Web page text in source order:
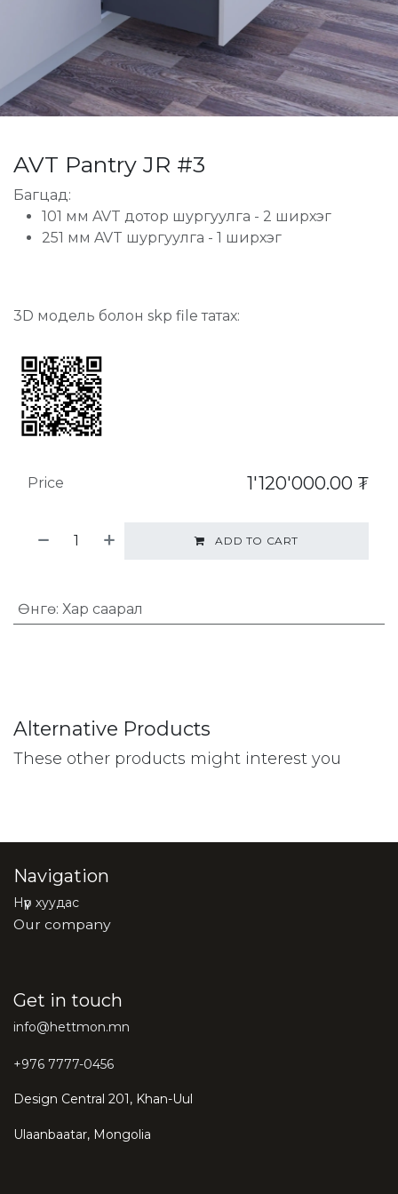
AVT Pantry JR #3
Багцад:
101 мм AVT дотор шургуулга - 2 ширхэг
251 мм AVT шургуулга - 1 ширхэг
3D модель болон skp file татах:
ADD TO CART
Price 1'120'000.00 ₮
Өнгө: Хар саарал
Alternative Products
These other products might interest you
Navigation
Нүүр хуудас
Our company
Get in touch
info@hettmon.mn
+976 7777-0456
Design Central 201, Khan-Uul
Ulaanbaatar, Mongolia